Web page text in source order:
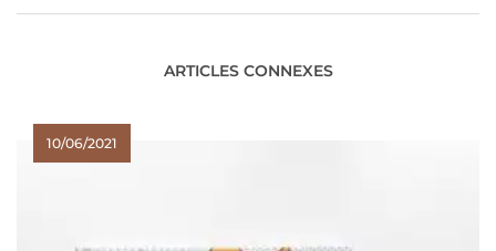
ARTICLES CONNEXES
10/06/2021